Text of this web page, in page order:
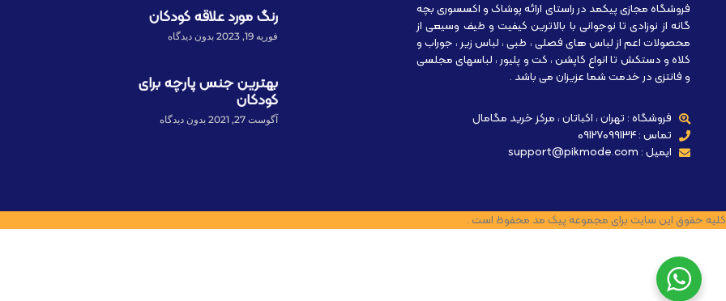
فروشگاه مجازی پیکمد در راستای ارائه پوشاک و اکسسوری بچه
گانه از نوزادی تا نوجوانی با بالاترین کیفیت و طیف وسیعی از
محصولات اعم از لباس های فصلی ، طبی ، لباس زیر ، جوراب و
کلاه و دستکش تا انواع کاپشن ، کت و پلیور ، لباسهای مجلسی
و فانتزی در خدمت شما عزیزان می باشد .
فروشگاه : تهران ، اکباتان ، مرکز خرید مگامال
تماس : 09127099134
ایمیل : support@pikmode.com
رنگ مورد علاقه کودکان
فوریه 19, 2023 بدون دیدگاه
بهترین جنس پارچه برای
کودکان
آگوست 27, 2021 بدون دیدگاه
کلیه حقوق این سایت برای مجموعه پیک مد محفوظ است .